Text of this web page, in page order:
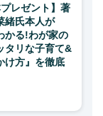
プレゼント】著
緒氏本人が
かる!わが家の
タリな子育て&
け方』を徹底